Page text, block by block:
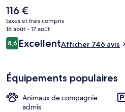
se trouvent par ailleurs à moins de 10
publics sont rapidement accessibles
se situe à quelques pas et Station de
marche à peine.
Le
prix
actuel
est
de
116 €
taxes et frais compris
16 août - 17 août
Avis
voyageurs
8,68,6 sur 10
ExcellentAfficher 746 avis
Équipements populaires
Animaux de compagnie
admis